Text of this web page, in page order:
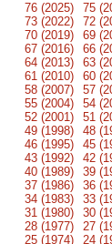
76 (2025) 75
73 (2022)
72
70 (2019)
69
67 (2016)
66
64 (2013)
63
61 (2010)
60
58 (2007)
57
55 (2004)
54
52 (2001)
51
49 (1998)
48
46 (1995)
45
43 (1992)
42
40 (1989)
39
37 (1986)
36
34 (1983)
33
31 (1980)
30
28 (1977)
27
25 (1974)
24